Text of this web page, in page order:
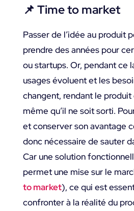
📌 Time to market
Passer de l’idée au produit
prendre des années pour
ou startups. Or, pendant ce
usages évoluent et les
changent, rendant le
même qu’il ne soit sorti.
et conserver son avantage
donc nécessaire de sauter
Car une solution
permet une mise sur le
to market), ce qui est
confronter à la réalité du